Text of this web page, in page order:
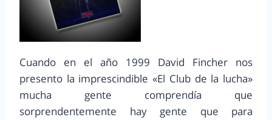
Cuando en el año 1999 David Fincher nos
presento la imprescindible «El Club de la lucha»
mucha gente comprendía que
sorprendentemente hay gente que para